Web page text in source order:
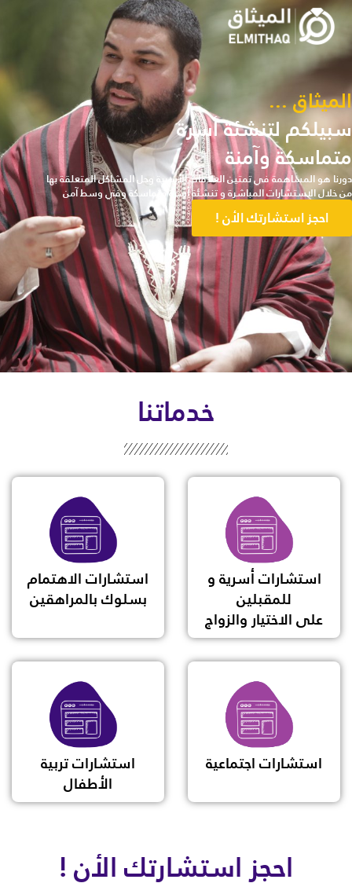
الميثاق ...
سبيلكم لتنشئة أسرة
متماسكة وآمنة
دورنا هو المساهمة في تمتين العلاقات الأسرية وحل المشاكل المتعلقة بها
من خلال الاستشارات المباشرة و تنشئة أسرة متماسكة وفي وسط آمن
احجز استشارتك الأن !
خدماتنا
استشارات أسرية و
للمقبلين
على الاختيار والزواج
استشارات الاهتمام
بسلوك بالمراهقين
استشارات اجتماعية استشارات تربية
الأطفال
احجز استشارتك الأن !